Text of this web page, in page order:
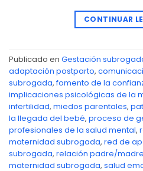
CONTINUAR
Publicado en Gestación
adaptación postparto,
subrogada, fomento de la
implicaciones psicológicas de la
infertilidad, miedos parentales,
la llegada del bebé, proceso de
profesionales de la salud mental,
maternidad subrogada, red de
subrogada, relación padre/
maternidad subrogada, salud